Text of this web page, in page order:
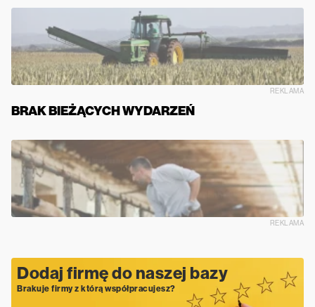
REKLAMA
BRAK BIEŻĄCYCH WYDARZEŃ
REKLAMA
Dodaj firmę do naszej bazy
Brakuje firmy z którą współpracujesz?